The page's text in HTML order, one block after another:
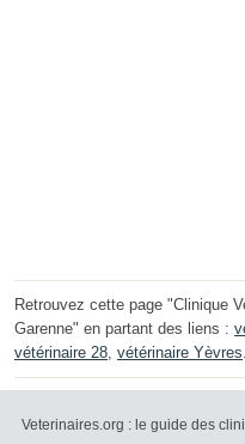
Retrouvez cette page "Clinique
Garenne" en partant des liens :
vétérinaire 28 vétérinaire Yèvres
Veterinaires.org : le guide des